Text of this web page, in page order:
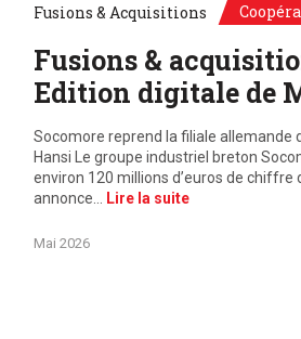
Fusions & Acquisitions
Fusions &
Edition digitale de
Socomore reprend la filiale allemande
Hansi Le groupe industriel breton
environ 120 millions d’euros de chiffre
annonce…
Lire la suite
Mai 2026